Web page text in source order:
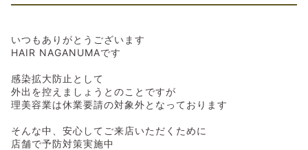
いつもありがとうございます
HAIR NAGANUMAです
感染拡大防止として
外出を控えましょうとのことですが
理美容業は休業要請の対象外となっております
そんな中、安心してご来店いただくために
店舗で予防対策実施中